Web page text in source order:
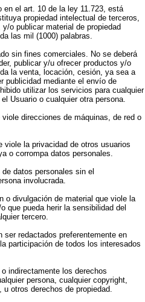
en el art. 10 de la ley 11.723, está
propiedad intelectual de terceros,
o publicar material de propiedad
las mil (1000) palabras.
sin fines comerciales. No se deberá
publicar y/u ofrecer productos y/o
la venta, locación, cesión, ya sea a
publicidad mediante el envío de
utilizar los servicios para cualquier
Usuario o cualquier otra persona.
direcciones de máquinas, de red o
viole la privacidad de otros usuarios
o corrompa datos personales.
datos personales sin el
involucrada.
o divulgación de material que viole la
que pueda herir la sensibilidad del
tercero.
ser redactados preferentemente en
participación de todos los interesados
indirectamente los derechos
persona, cualquier copyright,
otros derechos de propiedad.